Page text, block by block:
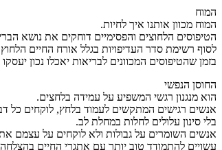
המוח
המוח מכוון אותנו איך לחיות.
הטיפוסים הלחוצים והפסימיים דוחקים את נושא
לסוף רשימת סדר העדיפויות בגלל אורח החיים
בזמן שהטיפוסים המכוונים לבריאות יאכלו נכון
החוסן הנפשי
הוא מנגנון רגשי המשפיע על עמידה בלחצים.
אנשים רגישים המתקשים לעמוד בלחץ, לוקחים כל
בלי סינון עלולים לחלות במחלת לב.
אנשים השומרים על גבולות ולא לוקחים על עצמם
עשויים להתמודד טוב יותר עם אתגרי החיים בהצלחה